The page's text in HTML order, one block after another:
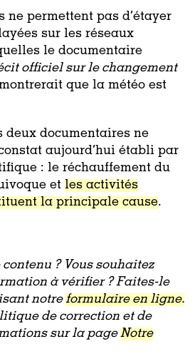
ne permettent pas d’étayer
sur les réseaux
le documentaire
officiel sur le changement
que la météo est
deux documentaires ne
aujourd’hui établi par
: le réchauffement du
et les activités
la principale cause.
? Vous souhaitez
à vérifier ? Faites-le
notreformulaire en ligne.
de correction et de
sur la pageNotre